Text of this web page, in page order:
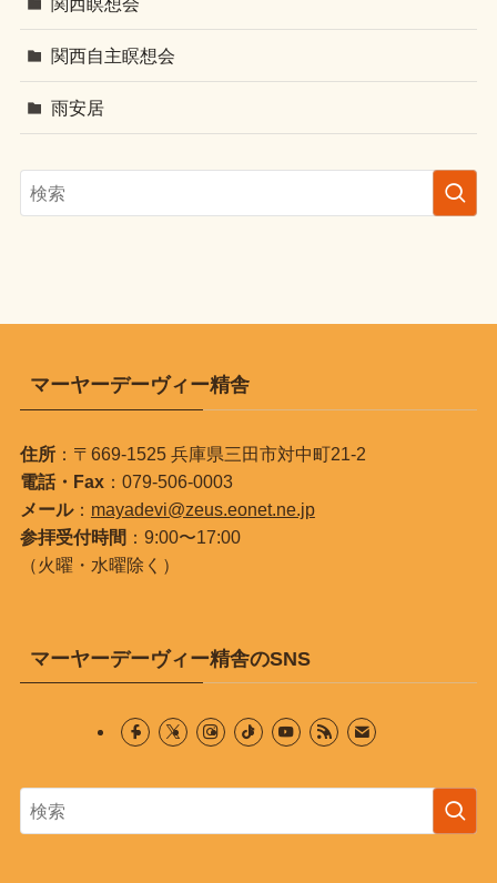
関西自主瞑想会
雨安居
マーヤーデーヴィー精舎
住所：〒669-1525 兵庫県三田市対中町21-2
電話・Fax：079-506-0003
メール： mayadevi@zeus.eonet.ne.jp
参拝受付時間 ：9:00〜17:00
（火曜・水曜除く）
マーヤーデーヴィー精舎のSNS